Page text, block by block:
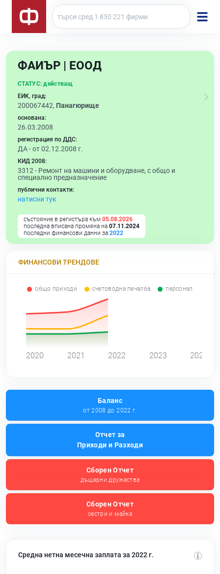
ФАИЪР | ЕООД
СТАТУС: действащ
ЕИК, град:
200067442, Панагюрище
основана:
26.03.2008
регистрация по ДДС:
ДА - от 02.12.2008 г.
КИД 2008:
3312 - Ремонт на машини и оборудване, с общо и
специално предназначение
публични контакти:
натисни тук
състояние в регистъра към 05.08.2026
последна вписана промяна на 07.11.2024
последни финансови данни за 2022
ФИНАНСОВИ ТРЕНДОВЕ
общо приходи счетоводна печалба персонал
2020 2021 2022 2023 2024
Баланс
от 2008 до 2022 г.
Отчет за
Приходи и Разходи
Сборен Отчет
дъщерни дружества
Сборен Отчет
сестри и майка
Средна нетна месечна заплата за 2022 г.